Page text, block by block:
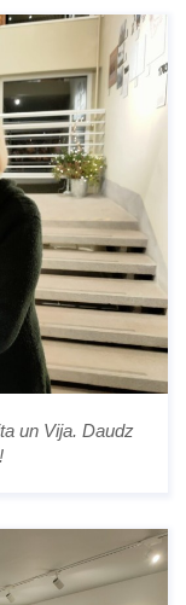
un Vija. Daudz